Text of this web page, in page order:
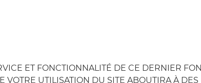
ET FONCTIONNALITÉ DE CE DERNIER
UTILISATION DU SITE ABOUTIRA À DES